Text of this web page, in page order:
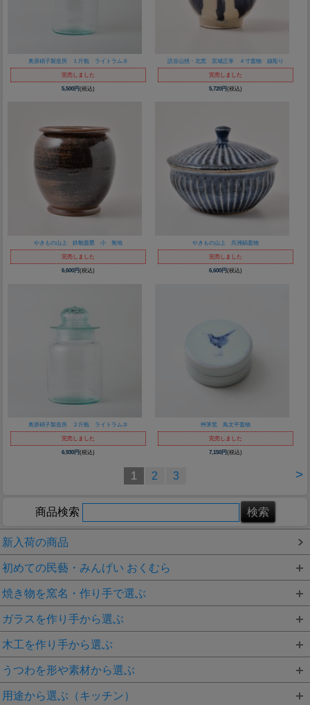
奥原硝子製造所 １斤瓶 ライトラムネ
完売しました
5,500円(税込)
読谷山焼・北窯 宮城正享 ４寸蓋物 線彫り
完売しました
5,720円(税込)
やきもの山上 鉄釉蓋甕 小 無地
完売しました
6,600円(税込)
やきもの山上 呉洲鎬蓋物
完売しました
6,600円(税込)
奥原硝子製造所 ２斤瓶 ライトラムネ
完売しました
6,930円(税込)
艸茅窯 鳥文平蓋物
完売しました
7,150円(税込)
>
1 2 3
商品検索
新入荷の商品
初めての民藝・みんげい おくむら
焼き物を窯名・作り手で選ぶ
ガラスを作り手から選ぶ
木工を作り手から選ぶ
うつわを形や素材から選ぶ
用途から選ぶ（キッチン）